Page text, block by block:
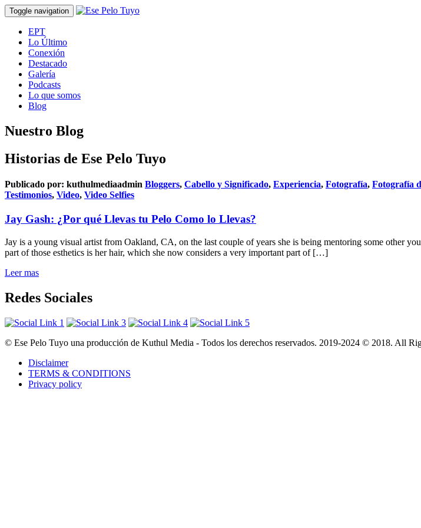
Toggle navigation
EPT
Lo Último
Conexión
Destacado
Galería
Podcasts
Lo que somos
Blog
Nuestro Blog
Historias de Ese Pelo Tuyo
Publicado por: kuthulmediaadmin Bloggers, Cabello y Significado, Experiencia, Fotografía, Fotografía
Testimonios, Video, Video Selfies
Jay Gash: ¿Por qué Llevas tu Pelo Como lo Llevas?
Jay is a young visual artist from Oakland, CA, on the last couple of years she is being mentoring some other
part of those esthetics is her hair, which she now considers a very important part of […]
Leer mas
Redes Sociales
© Ese Pelo Tuyo una producción de Kuthul Media - Todos los derechos reservados. 2019-2024 © 2018. All
Disclaimer
TERMS & CONDITIONS
Privacy policy